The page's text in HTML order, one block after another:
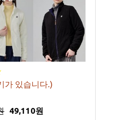
가 있습니다.)
49,110원